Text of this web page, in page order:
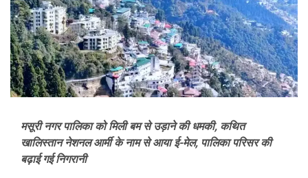
मसूरी नगर पालिका को मिली बम से उड़ाने की धमकी, कथित
खालिस्तान नेशनल आर्मी के नाम से आया ई-मेल, पालिका परिसर की
बढ़ाई गई निगरानी